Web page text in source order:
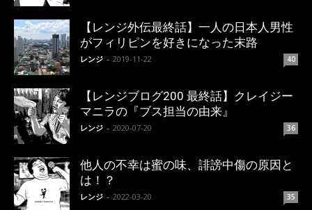
【レンジ外伝最終話】一人の日本人男性
がフィリピンを好きになった末路
レンジ - 2019-11-22 40
【レンジブログ200 最終話】クレイジー
マニラの『ブス担当の由来』
レンジ - 2020-07-20 36
他人の不幸は蜜の味、誹謗中傷の原因と
は！？
レンジ - 2022-03-20 35